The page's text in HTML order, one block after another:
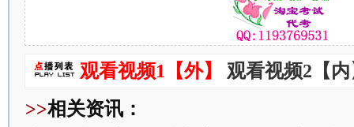
观看视频1【外】
观看视频2【
>>相关资讯：